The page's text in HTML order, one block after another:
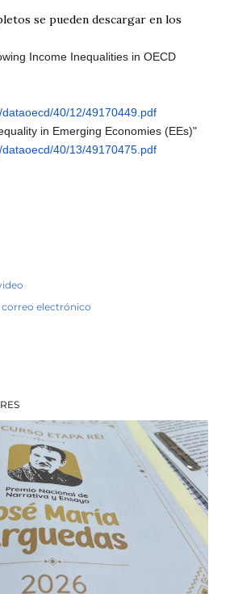
se pueden descargar en los
Income Inequalities in OECD
dataoecd/40/12/49170449.pdf
in Emerging Economies (EEs)"
dataoecd/40/13/49170475.pdf
electrónico